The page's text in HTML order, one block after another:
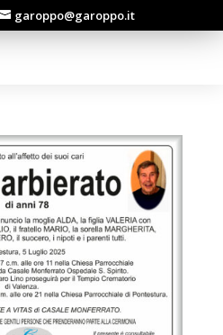
garoppo@garoppo.it